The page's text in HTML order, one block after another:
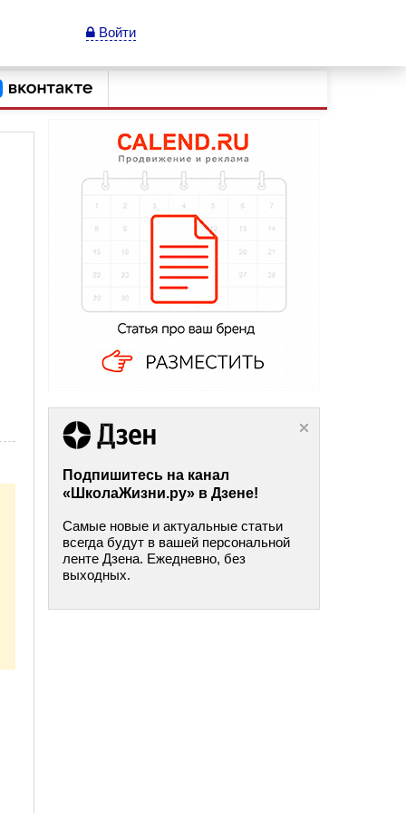
Войти
Подпишитесь на канал
«ШколаЖизни.ру» в Дзене!
Самые новые и актуальные статьи
всегда будут в вашей персональной
ленте Дзена. Ежедневно, без
выходных.